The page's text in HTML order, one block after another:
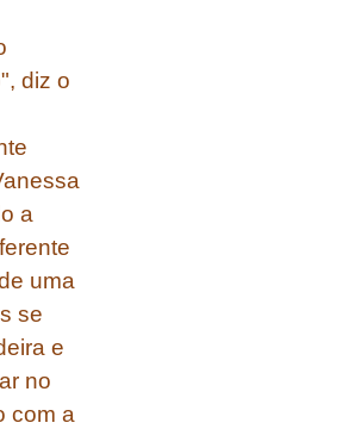
diz o
a
uma
se
e
no
com a